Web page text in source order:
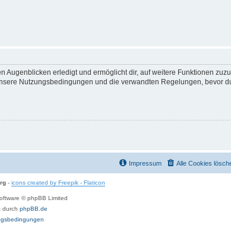
erledigt und ermöglicht dir, auf weitere Funktionen
Nutzungsbedingungen und die verwandten Regelungen, bevor
Alle Cookies
Impressum
- icons created by Freepik - Flaticon
© phpBB Limited
durch phpBB.de